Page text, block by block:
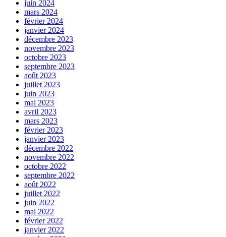
juin 2024
mars 2024
février 2024
janvier 2024
décembre 2023
novembre 2023
octobre 2023
septembre 2023
août 2023
juillet 2023
juin 2023
mai 2023
avril 2023
mars 2023
février 2023
janvier 2023
décembre 2022
novembre 2022
octobre 2022
septembre 2022
août 2022
juillet 2022
juin 2022
mai 2022
février 2022
janvier 2022